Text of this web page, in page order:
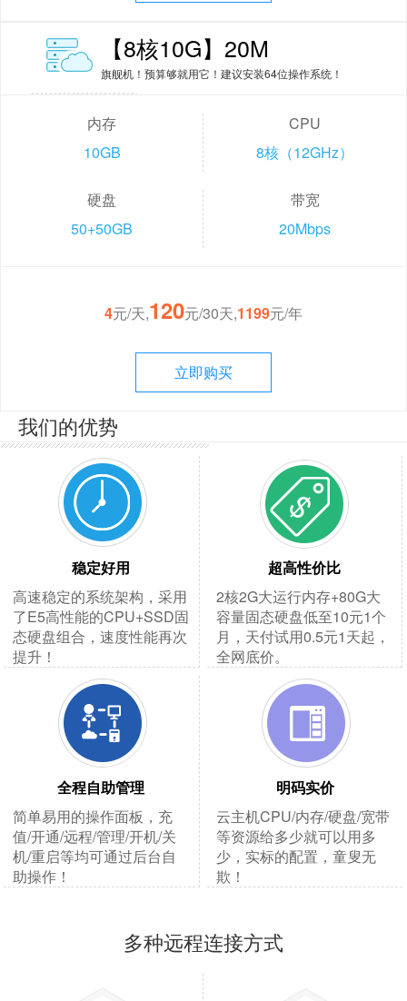
【8核10G】20M
旗舰机！预算够就用它！建议安装64位操作系统！
内存
10GB
CPU
8核（12GHz）
硬盘
50+50GB
带宽
20Mbps
4元/天,120元/30天,1199元/年
立即购买
我们的优势
稳定好用
高速稳定的系统架构，采用
了E5高性能的CPU+SSD固
态硬盘组合，速度性能再次
提升！
超高性价比
2核2G大运行内存+80G大
容量固态硬盘低至10元1个
月，天付试用0.5元1天起，
全网底价。
全程自助管理
简单易用的操作面板，充
值/开通/远程/管理/开机/关
机/重启等均可通过后台自
助操作！
明码实价
云主机CPU/内存/硬盘/宽带
等资源给多少就可以用多
少，实标的配置，童叟无
欺！
多种远程连接方式